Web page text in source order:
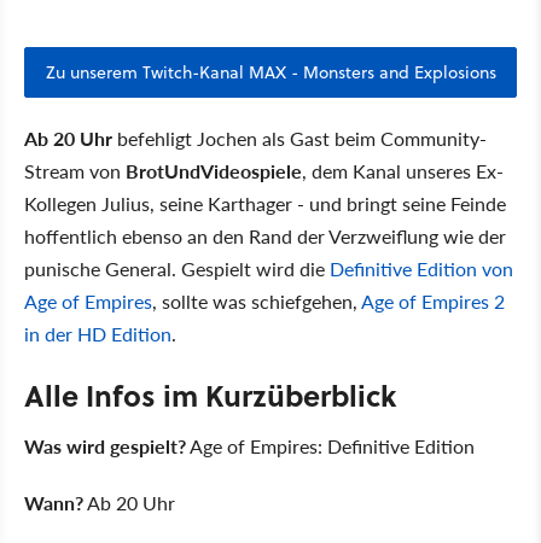
Zu unserem Twitch-Kanal MAX - Monsters and Explosions
Ab 20 Uhr befehligt Jochen als Gast beim Community-
Stream von BrotUndVideospiele, dem Kanal unseres Ex-
Kollegen Julius, seine Karthager - und bringt seine Feinde
hoffentlich ebenso an den Rand der Verzweiflung wie der
punische General. Gespielt wird die Definitive Edition von
Age of Empires, sollte was schiefgehen,Age of Empires 2
in der HD Edition.
Alle Infos im Kurzüberblick
Was wird gespielt?Age of Empires: Definitive Edition
Wann?Ab 20 Uhr